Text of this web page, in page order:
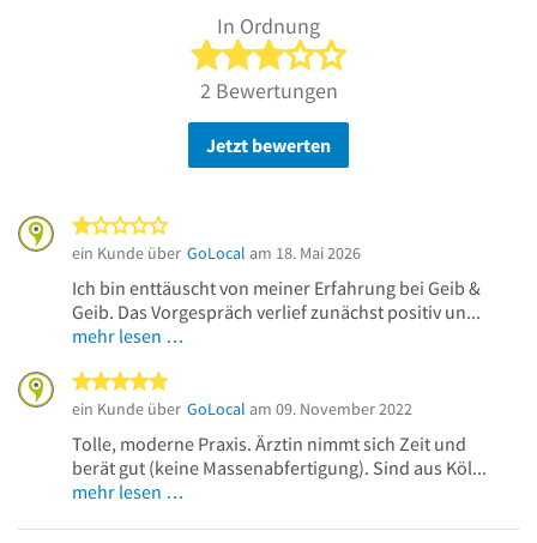
In Ordnung
3 von 5 Sternen
2 Bewertungen
Jetzt bewerten
ein Kunde über GoLocal am 18. Mai 2026
Ich bin enttäuscht von meiner Erfahrung bei Geib &
Geib. Das Vorgespräch verlief zunächst positiv un...
mehr lesen …
ein Kunde über GoLocal am 09. November 2022
Tolle, moderne Praxis. Ärztin nimmt sich Zeit und
berät gut (keine Massenabfertigung). Sind aus Köl...
mehr lesen …